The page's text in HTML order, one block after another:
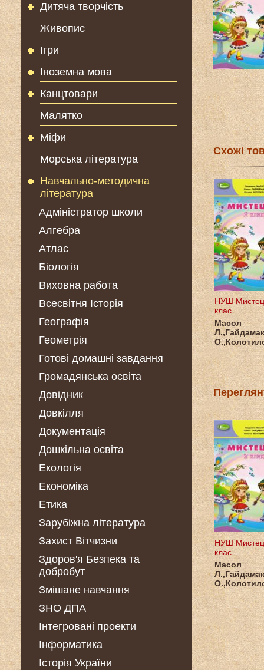
Дитяча творчість
Живопис
Ігри
Іноземна мова
Канцтовари
Малятко
Міфи
Морська література
Навчально-методична
література
Адміністратор школи
Алгебра
Атлас
Біологія
Виховна работа
Всесвітня Історія
Географія
Геометрія
Готові домашні завдання
Громадянська освіта
Довідник
Довкілля
Документація
Дошкільна освіта
Екологія
Економіка
Етика
Зарубіжна література
Захист Вітчизни
Здоров'я Безпека та
добробут
Змішане навчання
ЗНО ДПА
Інтегровані проекти
Інформатика
Історія України
Схожі
НУШ
клас
Масол
НУШ
клас
Масол